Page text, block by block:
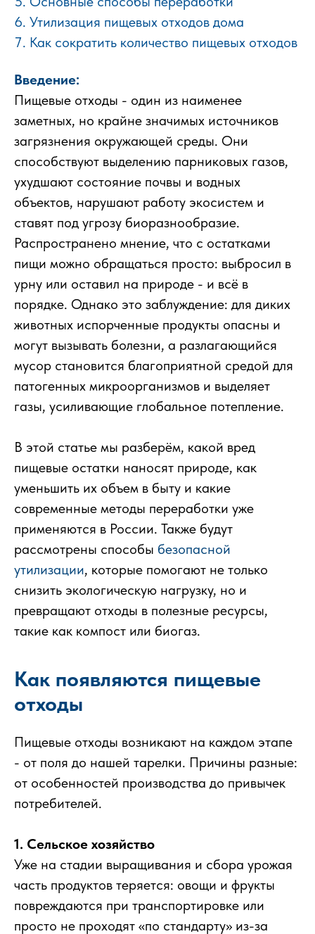
Утилизация пищевых отходов дома
Как сократить количество пищевых отходов
Введение:
Пищевые отходы - один из наименее
заметных, но крайне значимых источников
загрязнения окружающей среды. Они
способствуют выделению парниковых газов,
ухудшают состояние почвы и водных
объектов, нарушают работу экосистем и
ставят под угрозу биоразнообразие.
Распространено мнение, что с остатками
пищи можно обращаться просто: выбросил в
урну или оставил на природе - и всё в
порядке. Однако это заблуждение: для диких
животных испорченные продукты опасны и
могут вызывать болезни, а разлагающийся
мусор становится благоприятной средой для
патогенных микроорганизмов и выделяет
газы, усиливающие глобальное потепление.
В этой статье мы разберём, какой вред
пищевые остатки наносят природе, как
уменьшить их объем в быту и какие
современные методы переработки уже
применяются в России. Также будут
рассмотрены способы безопасной
утилизации, которые помогают не только
снизить экологическую нагрузку, но и
превращают отходы в полезные ресурсы,
такие как компост или биогаз.
Как появляются пищевые
отходы
Пищевые отходы возникают на каждом этапе
- от поля до нашей тарелки. Причины разные:
от особенностей производства до привычек
потребителей.
1. Сельское хозяйство
Уже на стадии выращивания и сбора урожая
часть продуктов теряется: овощи и фрукты
повреждаются при транспортировке или
просто не проходят «по стандарту» из-за